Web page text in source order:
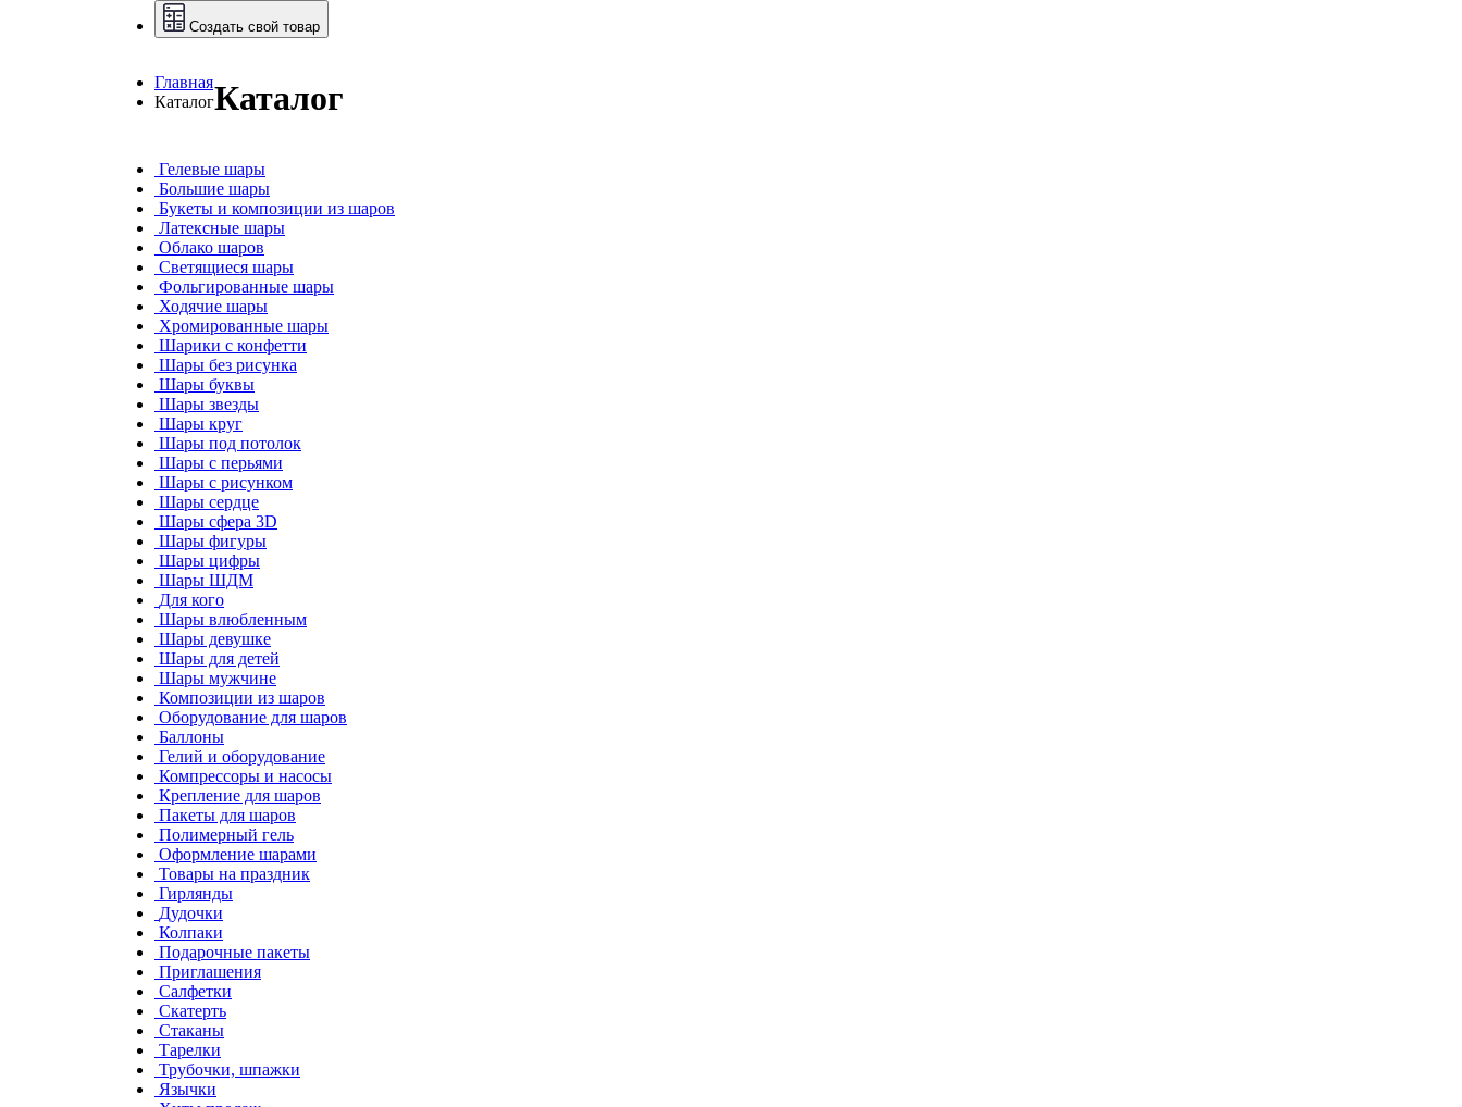
Создать свой товар
Главная
КаталогКаталог
Гелевые шары
Большие шары
Букеты и композиции из шаров
Латексные шары
Облако шаров
Светящиеся шары
Фольгированные шары
Ходячие шары
Хромированные шары
Шарики с конфетти
Шары без рисунка
Шары буквы
Шары звезды
Шары круг
Шары под потолок
Шары с перьями
Шары с рисунком
Шары сердце
Шары сфера 3D
Шары фигуры
Шары цифры
Шары ШДМ
Для кого
Шары влюбленным
Шары девушке
Шары для детей
Шары мужчине
Композиции из шаров
Оборудование для шаров
Баллоны
Гелий и оборудование
Компрессоры и насосы
Крепление для шаров
Пакеты для шаров
Полимерный гель
Оформление шарами
Товары на праздник
Гирлянды
Дудочки
Колпаки
Подарочные пакеты
Приглашения
Салфетки
Скатерть
Стаканы
Тарелки
Трубочки, шпажки
Язычки